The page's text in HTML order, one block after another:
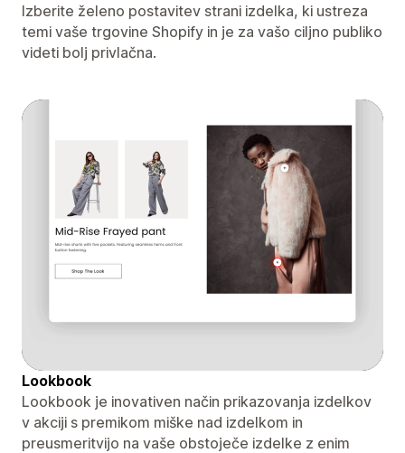
Izberite želeno postavitev strani izdelka, ki ustreza
temi vaše trgovine Shopify in je za vašo ciljno publiko
videti bolj privlačna.
Lookbook
Lookbook je inovativen način prikazovanja izdelkov
v akciji s premikom miške nad izdelkom in
preusmeritvijo na vaše obstoječe izdelke z enim